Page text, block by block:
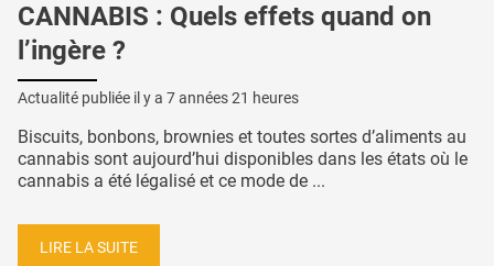
CANNABIS : Quels effets quand on
l’ingère ?
Actualité publiée il y a 7 années 21 heures
Biscuits, bonbons, brownies et toutes sortes d’aliments au
cannabis sont aujourd’hui disponibles dans les états où le
cannabis a été légalisé et ce mode de ...
LIRE LA SUITE